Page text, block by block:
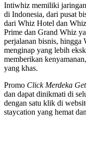
Intiwhiz memiliki jaringan
di Indonesia, dari pusat
dari Whiz Hotel dan
Prime dan Grand Whiz
perjalanan bisnis, hingga
menginap yang lebih
memberikan
yang khas.
Promo Click Merdeka
dan dapat dinikmati di
dengan satu klik di
staycation yang hemat